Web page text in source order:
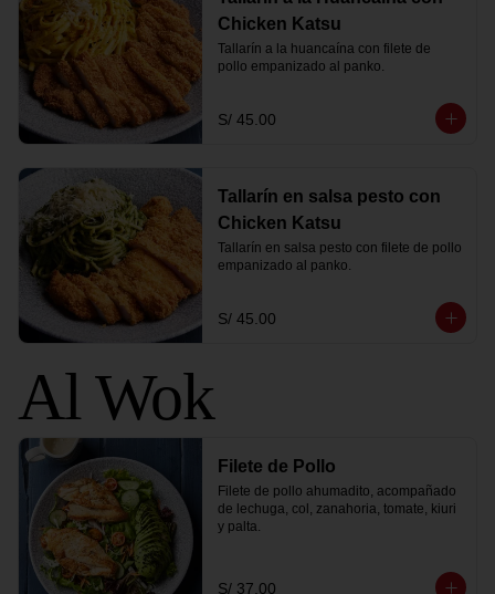
Chicken Katsu
Tallarín a la huancaína con filete de
pollo empanizado al panko.
S/ 45.00
Tallarín en salsa pesto con
Chicken Katsu
Tallarín en salsa pesto con filete de pollo
empanizado al panko.
S/ 45.00
Al Wok
Filete de Pollo
Filete de pollo ahumadito, acompañado
de lechuga, col, zanahoria, tomate, kiuri
y palta.
S/ 37.00